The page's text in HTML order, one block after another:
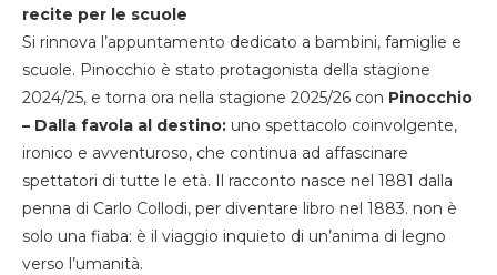
recite per le scuole
Si rinnova l’appuntamento dedicato a bambini, famiglie e
scuole. Pinocchio è stato protagonista della stagione
2024/25, e torna ora nella stagione 2025/26 con Pinocchio
– Dalla favola al destino: uno spettacolo coinvolgente,
ironico e avventuroso, che continua ad affascinare
spettatori di tutte le età. Il racconto nasce nel 1881 dalla
penna di Carlo Collodi, per diventare libro nel 1883. non è
solo una fiaba: è il viaggio inquieto di un’anima di legno
verso l’umanità.